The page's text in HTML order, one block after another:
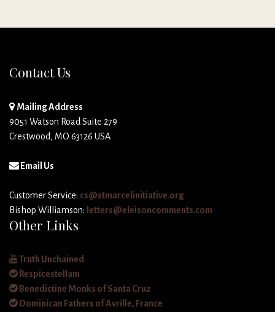
Contact Us
Mailing Address
9051 Watson Road Suite 279
Crestwood, MO 63126 USA
Email Us
Customer Service: cs@stmarcelinitiative.org
Bishop Williamson: letters@eleisoncomments.com
Other Links
Truth Unchained
Respicestellam
Benedictine Monks of Santa Cruz
Dominican Fathers of Avrille, France